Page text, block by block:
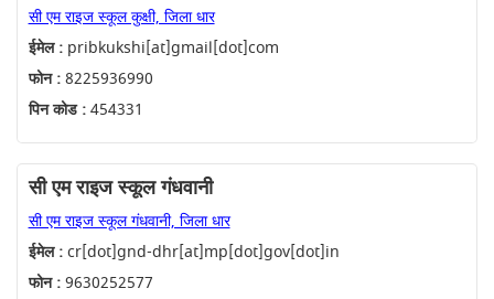
सी एम राइज स्कूल कुक्षी, जिला धार
ईमेल :pribkukshi[at]gmail[dot]com
फोन :8225936990
पिन कोड :454331
सी एम राइज स्कूल गंधवानी
सी एम राइज स्कूल गंधवानी, जिला धार
ईमेल :cr[dot]gnd-dhr[at]mp[dot]gov[dot]in
फोन :9630252577